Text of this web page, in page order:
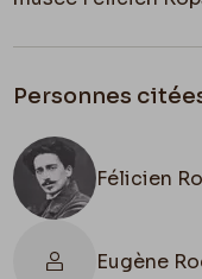
Personnes
Félicien
Eugène